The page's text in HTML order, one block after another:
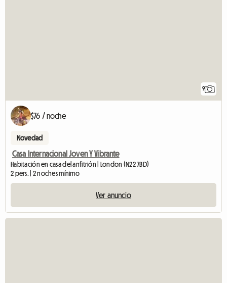
9
$76 / noche
Novedad
Casa Internacional Joven Y Vibrante
Habitación en casa del anfitrión | London (N22 7BD)
2 pers. | 2 noches mínimo
Ver anuncio